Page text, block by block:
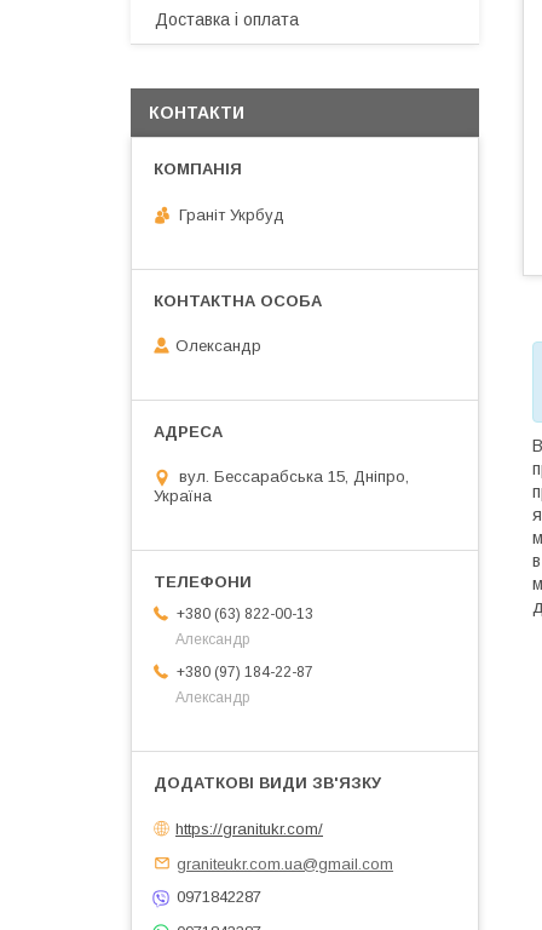
Доставка і оплата
КОНТАКТИ
Граніт Укрбуд
Олександр
вул. Бессарабська 15, Дніпро,
Україна
+380 (63) 822-00-13
Александр
+380 (97) 184-22-87
Александр
https://granitukr.com/
graniteukr.com.ua@gmail.com
0971842287